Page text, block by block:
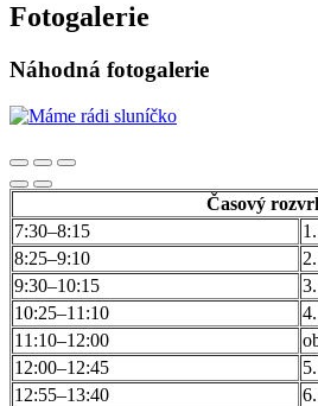
Fotogalerie
Náhodná fotogalerie
Časový
7:30–8:15
8:25–9:10
9:30–10:15
10:25–11:10
11:10–12:00
12:00–12:45
12:55–13:40